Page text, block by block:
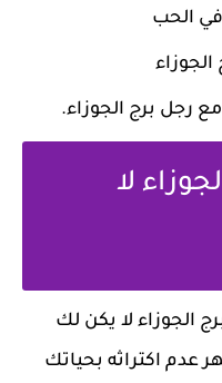
في الحب
مع رجل برج الجوزاء.
لا
الجوزاء لا يكن لك
عدم اكتراثه بحياتك